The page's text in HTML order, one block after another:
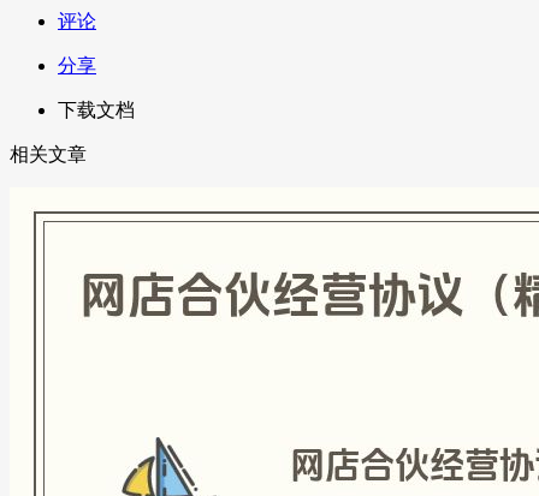
评论
分享
下载文档
相关文章